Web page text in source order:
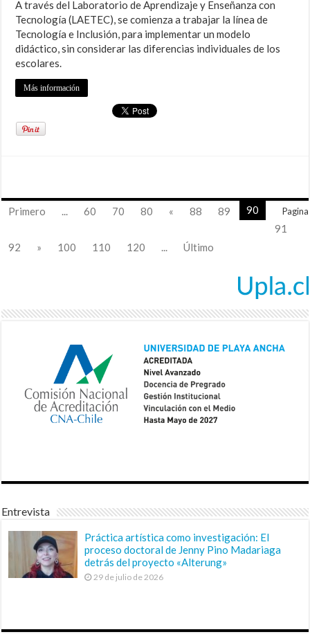
A través del Laboratorio de Aprendizaje y Enseñanza con
Tecnología (LAETEC), se comienza a trabajar la línea de
Tecnología e Inclusión, para implementar un modelo
didáctico, sin considerar las diferencias individuales de los
escolares.
Más información
Pagina
Primero ... 60 70 80 « 88 89
90
91
92
» 100 110 120 ... Último
Entrevista
Práctica artística como investigación: El
proceso doctoral de Jenny Pino Madariaga
detrás del proyecto «Alterung»
29 de julio de 2026